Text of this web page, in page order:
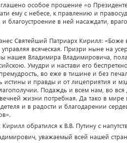
особое прошение «о
ему с небесе, к правлению и
в ней насаждати,
Святейший Патриарх Кирилл:
всяческая. Призри ныне на
нашея Владимира Владимировича,
Умудри и настави его
во еже в тишине и без
и правды и от лицеприятия и
Подаждь и всем нам, во вся
жизни потребная. Да тако в мире
и в радости и благодарении
обратился к В.В. Путину с
уважаемый всей нашей